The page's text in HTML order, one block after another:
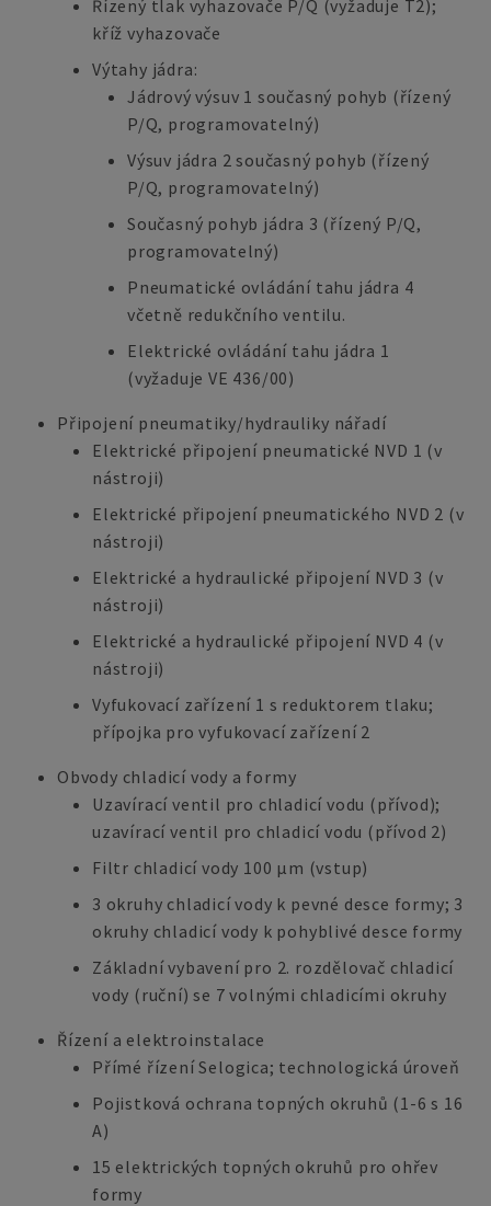
Řízený tlak vyhazovače P/Q (vyžaduje T2);
kříž vyhazovače
Výtahy jádra:
Jádrový výsuv 1 současný pohyb (řízený
P/Q, programovatelný)
Výsuv jádra 2 současný pohyb (řízený
P/Q, programovatelný)
Současný pohyb jádra 3 (řízený P/Q,
programovatelný)
Pneumatické ovládání tahu jádra 4
včetně redukčního ventilu.
Elektrické ovládání tahu jádra 1
(vyžaduje VE 436/00)
Připojení pneumatiky/hydrauliky nářadí
Elektrické připojení pneumatické NVD 1 (v
nástroji)
Elektrické připojení pneumatického NVD 2 (v
nástroji)
Elektrické a hydraulické připojení NVD 3 (v
nástroji)
Elektrické a hydraulické připojení NVD 4 (v
nástroji)
Vyfukovací zařízení 1 s reduktorem tlaku;
přípojka pro vyfukovací zařízení 2
Obvody chladicí vody a formy
Uzavírací ventil pro chladicí vodu (přívod);
uzavírací ventil pro chladicí vodu (přívod 2)
Filtr chladicí vody 100 µm (vstup)
3 okruhy chladicí vody k pevné desce formy; 3
okruhy chladicí vody k pohyblivé desce formy
Základní vybavení pro 2. rozdělovač chladicí
vody (ruční) se 7 volnými chladicími okruhy
Řízení a elektroinstalace
Přímé řízení Selogica; technologická úroveň
Pojistková ochrana topných okruhů (1-6 s 16
A)
15 elektrických topných okruhů pro ohřev
formy